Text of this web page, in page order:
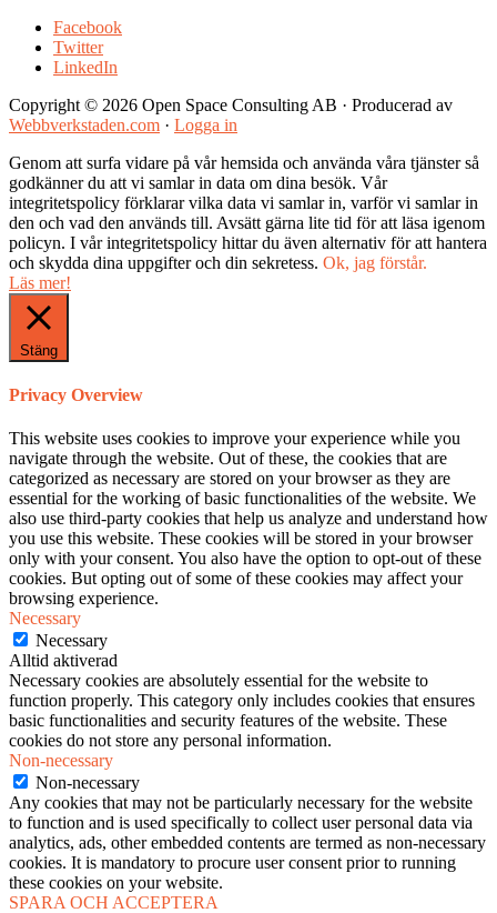
Facebook
Twitter
LinkedIn
Copyright © 2026 Open Space Consulting AB · Producerad av
Webbverkstaden.com · Logga in
Genom att surfa vidare på vår hemsida och använda våra tjänster så
godkänner du att vi samlar in data om dina besök. Vår
integritetspolicy förklarar vilka data vi samlar in, varför vi samlar in
den och vad den används till. Avsätt gärna lite tid för att läsa igenom
policyn. I vår integritetspolicy hittar du även alternativ för att hantera
och skydda dina uppgifter och din sekretess. Ok, jag förstår.
Läs mer!
Stäng
Privacy Overview
This website uses cookies to improve your experience while you
navigate through the website. Out of these, the cookies that are
categorized as necessary are stored on your browser as they are
essential for the working of basic functionalities of the website. We
also use third-party cookies that help us analyze and understand how
you use this website. These cookies will be stored in your browser
only with your consent. You also have the option to opt-out of these
cookies. But opting out of some of these cookies may affect your
browsing experience.
Necessary
Necessary
Alltid aktiverad
Necessary cookies are absolutely essential for the website to
function properly. This category only includes cookies that ensures
basic functionalities and security features of the website. These
cookies do not store any personal information.
Non-necessary
Non-necessary
Any cookies that may not be particularly necessary for the website
to function and is used specifically to collect user personal data via
analytics, ads, other embedded contents are termed as non-necessary
cookies. It is mandatory to procure user consent prior to running
these cookies on your website.
SPARA OCH ACCEPTERA